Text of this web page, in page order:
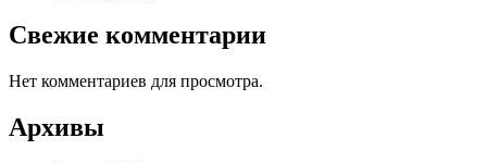
Свежие комментарии
Нет комментариев для просмотра.
Архивы